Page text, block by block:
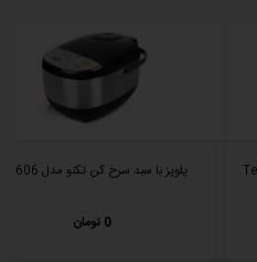
پلوپز با سبد سرخ کن تکنو مدل Te-606
0 تومان